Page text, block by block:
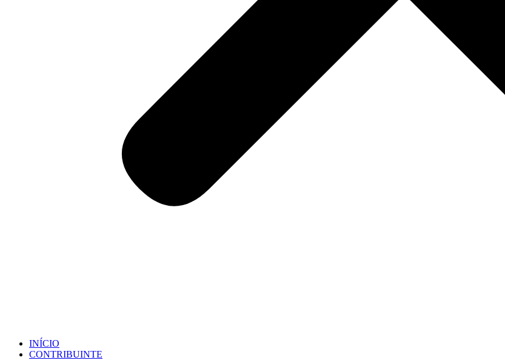
INÍCIO
CONTRIBUINTE